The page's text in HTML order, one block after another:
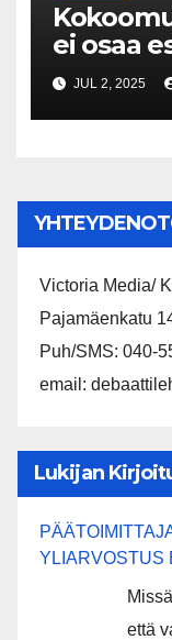
ei osaa
JUL 2, 2025
Victoria Media/
Pajamäenkatu
Puh/SMS: 040-
email:
Lukijan
YLIARVOSTUS
että